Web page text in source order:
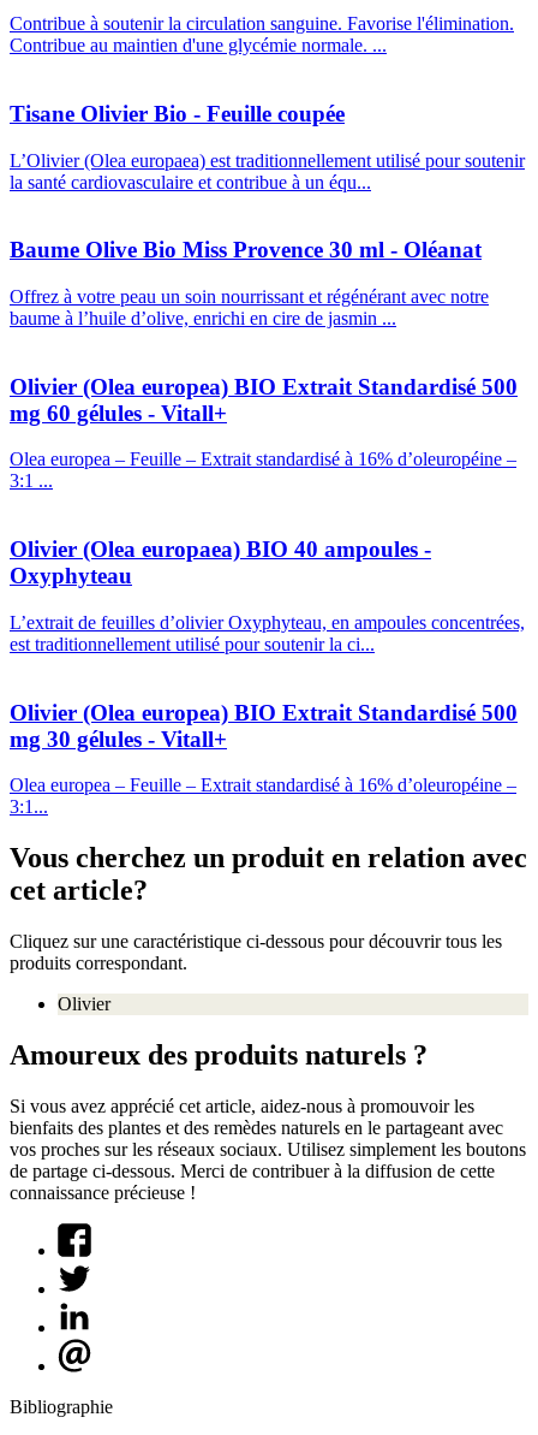
Contribue à soutenir la circulation sanguine. Favorise l'élimination.
Contribue au maintien d'une glycémie normale. ...
Tisane Olivier Bio - Feuille coupée
L’Olivier (Olea europaea) est traditionnellement utilisé pour soutenir
la santé cardiovasculaire et contribue à un équ...
Baume Olive Bio Miss Provence 30 ml - Oléanat
Offrez à votre peau un soin nourrissant et régénérant avec notre
baume à l’huile d’olive, enrichi en cire de jasmin ...
Olivier (Olea europea) BIO Extrait Standardisé 500
mg 60 gélules - Vitall+
Olea europea – Feuille – Extrait standardisé à 16% d’oleuropéine –
3:1 ...
Olivier (Olea europaea) BIO 40 ampoules -
Oxyphyteau
L’extrait de feuilles d’olivier Oxyphyteau, en ampoules concentrées,
est traditionnellement utilisé pour soutenir la ci...
Olivier (Olea europea) BIO Extrait Standardisé 500
mg 30 gélules - Vitall+
Olea europea – Feuille – Extrait standardisé à 16% d’oleuropéine –
3:1...
Vous cherchez un produit en relation avec
cet article?
Cliquez sur une caractéristique ci-dessous pour découvrir tous les
produits correspondant.
Olivier
Amoureux des produits naturels ?
Si vous avez apprécié cet article, aidez-nous à promouvoir les
bienfaits des plantes et des remèdes naturels en le partageant avec
vos proches sur les réseaux sociaux. Utilisez simplement les boutons
de partage ci-dessous. Merci de contribuer à la diffusion de cette
connaissance précieuse !
Bibliographie